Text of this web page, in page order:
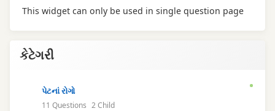
This widget can only be used in single question page
કેટેગરી
પેટનાં રોગો
11 Questions 2 Child